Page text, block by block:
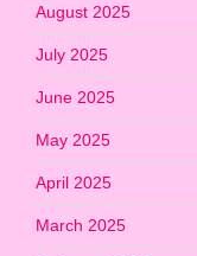
August 2025
July 2025
June 2025
May 2025
April 2025
March 2025